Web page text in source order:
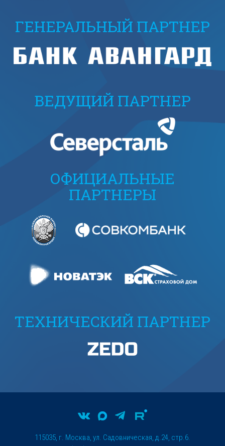
ГЕНЕРАЛЬНЫЙ ПАРТНЕР
ВЕДУЩИЙ ПАРТНЕР
ОФИЦИАЛЬНЫЕ
ПАРТНЕРЫ
ТЕХНИЧЕСКИЙ ПАРТНЕР
115035, г. Москва, ул. Садовническая, д.24, стр.6.